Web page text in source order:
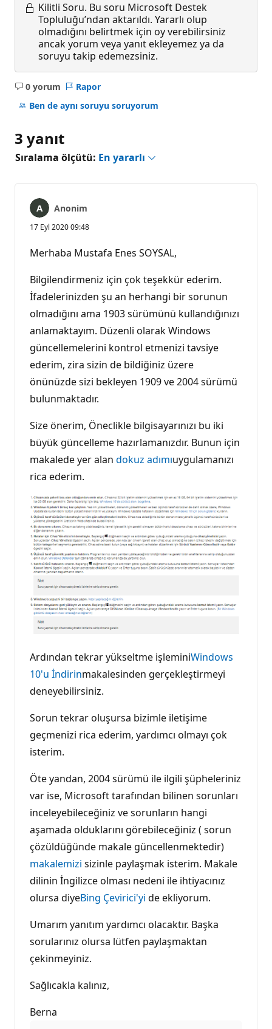
Kilitli Soru. Bu soru Microsoft Destek
Topluluğu’ndan aktarıldı. Yararlı olup
olmadığını belirtmek için oy verebilirsiniz
ancak yorum veya yanıt ekleyemez ya da
soruyu takip edemezsiniz.
0 yorum
Açıklama
yok
Rapor
Ben de aynı soruyu soruyorum
3 yanıt
Sıralama ölçütü: En yararlı
Anonim
17 Eyl 2020 09:48
Merhaba Mustafa Enes SOYSAL,
Bilgilendirmeniz için çok teşekkür ederim.
İfadelerinizden şu an herhangi bir sorunun
olmadığını ama 1903 sürümünü kullandığınızı
anlamaktayım. Düzenli olarak Windows
güncellemelerini kontrol etmenizi tavsiye
ederim, zira sizin de bildiğiniz üzere
önünüzde sizi bekleyen 1909 ve 2004 sürümü
bulunmaktadır.
Size önerim, Öneclikle bilgisayarınızı bu iki
büyük güncelleme hazırlamanızdır. Bunun için
makalede yer alan dokuz adımıuygulamanızı
rica ederim.
Ardından tekrar yükseltme işleminiWindows
10'u İndirinmakalesinden gerçekleştirmeyi
deneyebilirsiniz.
Sorun tekrar oluşursa bizimle iletişime
geçmenizi rica ederim, yardımcı olmayı çok
isterim.
Öte yandan, 2004 sürümü ile ilgili şüpheleriniz
var ise, Microsoft tarafından bilinen sorunları
inceleyebileceğiniz ve sorunların hangi
aşamada olduklarını görebileceğiniz ( sorun
çözüldüğünde makale güncellenmektedir)
makalemizi sizinle paylaşmak isterim. Makale
dilinin İngilizce olması nedeni ile ihtiyacınız
olursa diyeBing Çevirici'yi de ekliyorum.
Umarım yanıtım yardımcı olacaktır. Başka
sorularınız olursa lütfen paylaşmaktan
çekinmeyiniz.
Sağlıcakla kalınız,
Berna